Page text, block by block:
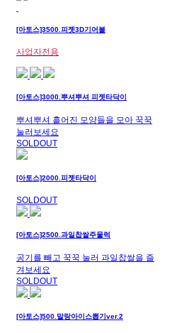
[아토스]3500.피젯3D기어볼
사업자전용
[아토스]3000.뿌셔뿌셔 피젯타닥이
뿌셔뿌셔 흩어진 모양들을 모아 꾹꾹
눌러보세요
SOLDOUT
[아토스]2000.피젯타닥이
SOLDOUT
[아토스]2500.과일찹쌀주물럭
공기를 빼고 꾹꾹 눌러 과일찹쌀을 즐
겨보세요
SOLDOUT
[아토스]500.말랑아이스뽑기ver.2